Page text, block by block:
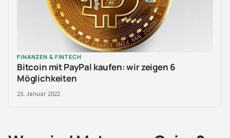
FINANZEN & FINTECH
Bitcoin mit PayPal kaufen: wir zeigen 6
Möglichkeiten
23. Januar 2022